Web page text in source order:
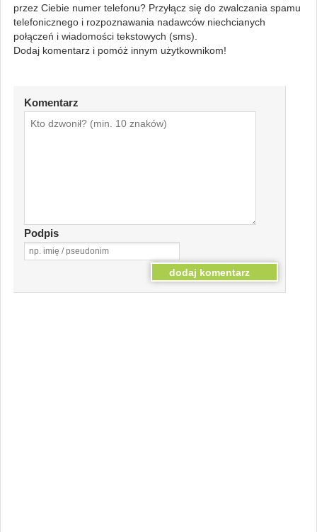
przez Ciebie numer telefonu? Przyłącz się do zwalczania spamu
telefonicznego i rozpoznawania nadawców niechcianych
połączeń i wiadomości tekstowych (sms).
Dodaj komentarz i pomóż innym użytkownikom!
Komentarz
Podpis